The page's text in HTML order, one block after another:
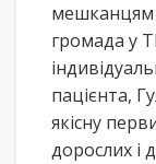
мешканцям
громада у
пацієнта,
якісну
дорослих і